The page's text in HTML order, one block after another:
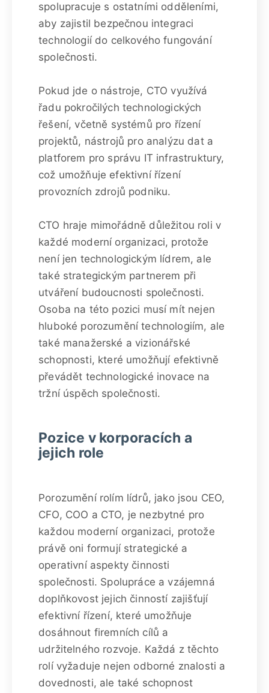
spolupracuje s ostatními odděleními,
aby zajistil bezpečnou integraci
technologií do celkového fungování
společnosti.
Pokud jde o nástroje, CTO využívá
řadu pokročilých technologických
řešení, včetně systémů pro řízení
projektů, nástrojů pro analýzu dat a
platforem pro správu IT infrastruktury,
což umožňuje efektivní řízení
provozních zdrojů podniku.
CTO hraje mimořádně důležitou roli v
každé moderní organizaci, protože
není jen technologickým lídrem, ale
také strategickým partnerem při
utváření budoucnosti společnosti.
Osoba na této pozici musí mít nejen
hluboké porozumění technologiím, ale
také manažerské a vizionářské
schopnosti, které umožňují efektivně
převádět technologické inovace na
tržní úspěch společnosti.
Pozice v korporacích a
jejich role
Porozumění rolím lídrů, jako jsou CEO,
CFO, COO a CTO, je nezbytné pro
každou moderní organizaci, protože
právě oni formují strategické a
operativní aspekty činnosti
společnosti. Spolupráce a vzájemná
doplňkovost jejich činností zajišťují
efektivní řízení, které umožňuje
dosáhnout firemních cílů a
udržitelného rozvoje. Každá z těchto
rolí vyžaduje nejen odborné znalosti a
dovednosti, ale také schopnost